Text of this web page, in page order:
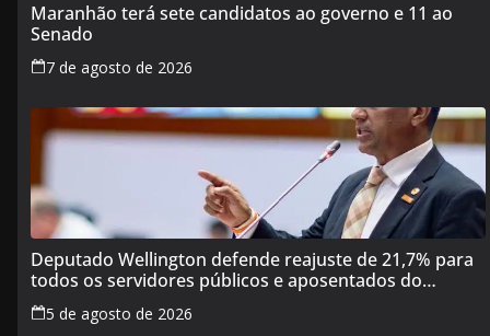
Maranhão terá sete candidatos ao governo e 11 ao
Senado
7 de agosto de 2026
Deputado Wellington defende reajuste de 21,7% para
todos os servidores públicos e aposentados do
Maranhão
5 de agosto de 2026